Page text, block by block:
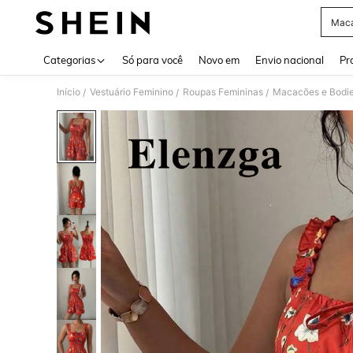
Categorias Só para você Novo em Envio nacional
Início / Vestuário Feminino / Roupas Femininas / Macacões e